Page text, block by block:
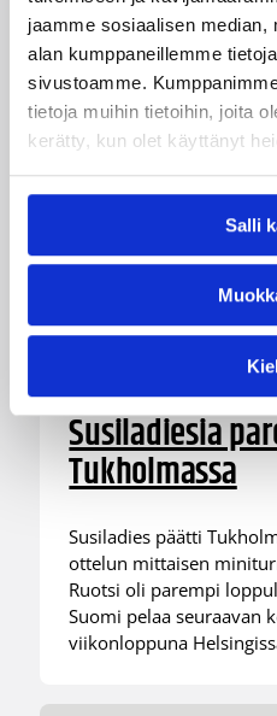
jaamme sosiaalisen median,
alan kumppaneillemme
sivustoamme.
tietoja muihin tietoihin, joita
kerätty, kun olet käyttänyt
Salli
Maaottelu 07.08.2026
Ruotsi piirun
Susiladiesia
Tukholmassa
Susiladies päätti
ottelun mittaisen
Ruotsi oli parempi
Suomi pelaa seuraavan
viikonloppuna